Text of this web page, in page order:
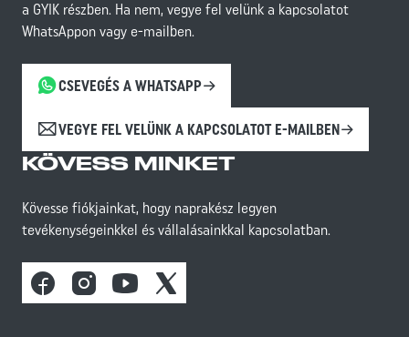
a GYIK részben. Ha nem, vegye fel velünk a kapcsolatot
WhatsAppon vagy e-mailben.
CSEVEGÉS A WHATSAPP
VEGYE FEL VELÜNK A KAPCSOLATOT E-MAILBEN
KÖVESS MINKET
Kövesse fiókjainkat, hogy naprakész legyen
tevékenységeinkkel és vállalásainkkal kapcsolatban.
FacebookInstagramYoutube
X